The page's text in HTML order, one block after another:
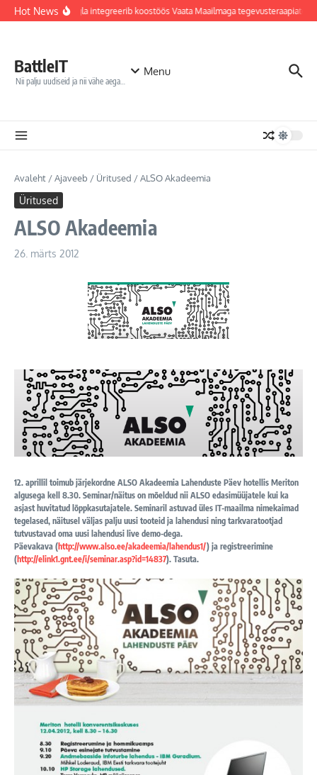
Sisu juurde
Hot NewsJõhvi haigla integreerib koostöös Vaata Maailmaga
BattleIT
Nii palju uudiseid ja nii vähe aega…
Menu
Avaleht /Ajaveeb / Üritused /ALSO Akadeemia
Üritused
ALSO Akadeemia
26. märts 2012
12. aprillil toimub järjekordne ALSO Akadeemia Lahenduste Päev hotellis Meriton
algusega kell 8.30. Seminar/näitus on mõeldud nii ALSO edasimüüjatele kui ka
asjast huvitatud lõppkasutajatele. Seminaril astuvad üles IT-maailma nimekaimad
tegelased, näitusel väljas palju uusi tooteid ja lahendusi ning tarkvaratootjad
tutvustavad oma uusi lahendusi live demo-dega.
Päevakava (http://www.also.ee/akadeemia/ lahendus1/) ja registreerimine
(http://elink1.gnt.ee/i/seminar.asp?id=14837). Tasuta.